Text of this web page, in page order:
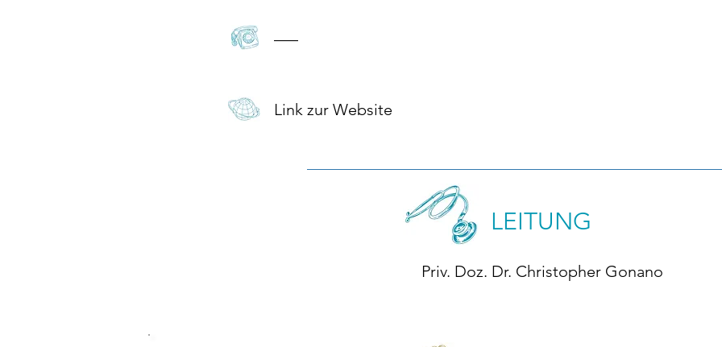
–––
Link zur Website
LEITUNG
Priv. Doz. Dr. Christopher Gonano